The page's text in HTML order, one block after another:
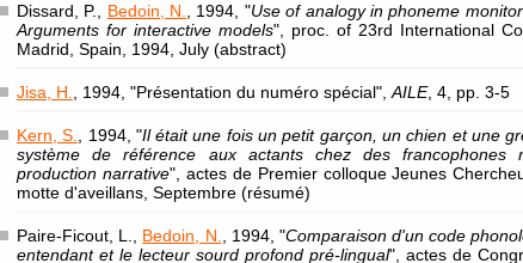
Dissard, P., Bedoin, N. , 1994, "Use of analogy in phoneme
Arguments for interactive models", proc. of 23rd International
Madrid, Spain, 1994, July (abstract)
Jisa, H. , 1994, "Présentation du numéro spécial", AILE, 4, pp. 3-5
Kern, S. , 1994, "Il était une fois un petit garçon, un chien et une
système de référence aux actants chez des francophones
production narrative", actes de Premier colloque Jeunes
motte d'aveillans, Septembre (résumé)
Paire-Ficout, L., Bedoin, N. , 1994, "Comparaison d'un code
entendant et le lecteur sourd profond pré-lingual", actes de